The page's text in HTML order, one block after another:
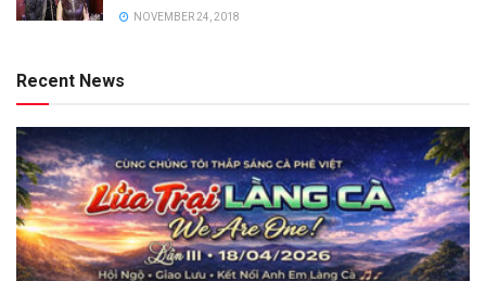
NOVEMBER 24, 2018
Recent News